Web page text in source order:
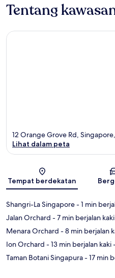
Tentang
12 Orange Grove Rd,
Lihat dalam peta
Tempat berdekatan
Shangri-La Singapore- 1 min
Jalan Orchard - 7 min berjalan kaki
Menara Orchard - 8 min berjalan
Ion Orchard - 13 min berjalan kaki
Taman Botani Singapura- 17 min